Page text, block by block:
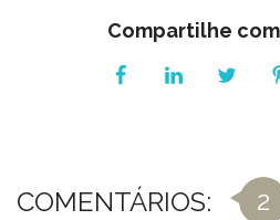
Compartilhe
COMENTÁRIOS: 2